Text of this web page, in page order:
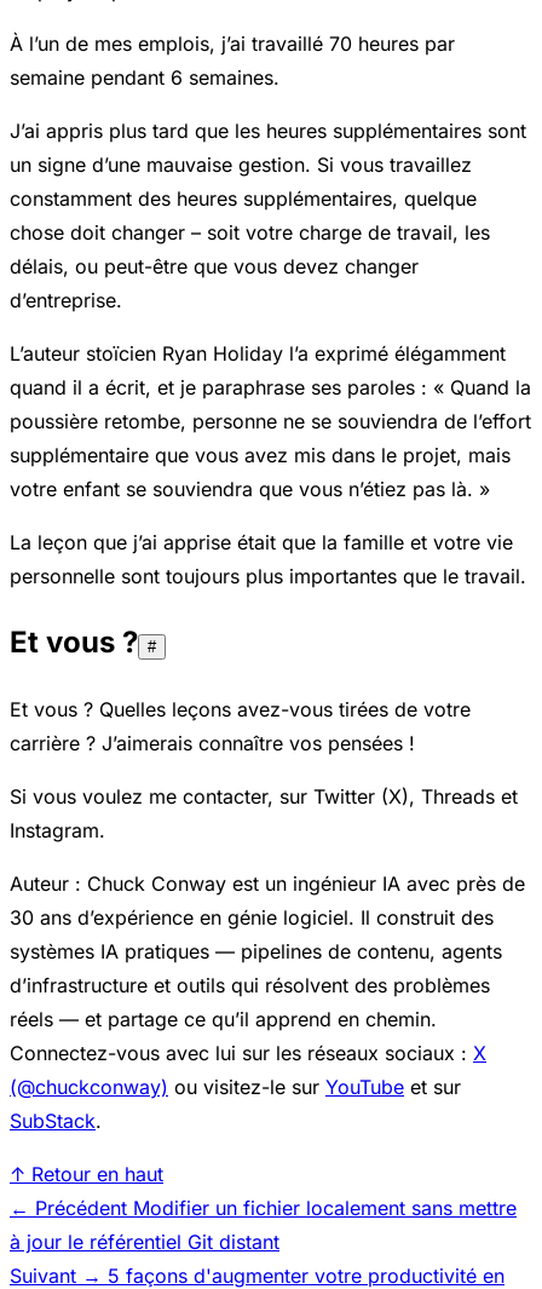
À l’un de mes emplois, j’ai travaillé 70 heures par
semaine pendant 6 semaines.
J’ai appris plus tard que les heures supplémentaires sont
un signe d’une mauvaise gestion. Si vous travaillez
constamment des heures supplémentaires, quelque
chose doit changer – soit votre charge de travail, les
délais, ou peut-être que vous devez changer
d’entreprise.
L’auteur stoïcien Ryan Holiday l’a exprimé élégamment
quand il a écrit, et je paraphrase ses paroles : « Quand la
poussière retombe, personne ne se souviendra de l’effort
supplémentaire que vous avez mis dans le projet, mais
votre enfant se souviendra que vous n’étiez pas là. »
La leçon que j’ai apprise était que la famille et votre vie
personnelle sont toujours plus importantes que le travail.
Et vous ? #
Et vous ? Quelles leçons avez-vous tirées de votre
carrière ? J’aimerais connaître vos pensées !
Si vous voulez me contacter, sur Twitter (X), Threads et
Instagram.
Auteur : Chuck Conway est un ingénieur IA avec près de
30 ans d’expérience en génie logiciel. Il construit des
systèmes IA pratiques — pipelines de contenu, agents
d’infrastructure et outils qui résolvent des problèmes
réels — et partage ce qu’il apprend en chemin.
Connectez-vous avec lui sur les réseaux sociaux : X
(@chuckconway) ou visitez-le sur YouTube et sur
SubStack.
↑ Retour en haut
← Précédent Modifier un fichier localement sans mettre
à jour le référentiel Git distant
Suivant → 5 façons d'augmenter votre productivité en